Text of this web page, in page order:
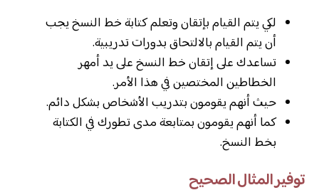
لكي يتم القيام بإتقان وتعلم كتابة خط النسخ يجب
أن يتم القيام بالالتحاق بدورات تدريبية.
تساعدك على إتقان خط النسخ على يد أمهر
الخطاطين المختصين في هذا الأمر.
حيث أنهم يقومون بتدريب الأشخاص بشكل دائم.
كما أنهم يقومون بمتابعة مدى تطورك في الكتابة
بخط النسخ.
توفير المثال الصحيح